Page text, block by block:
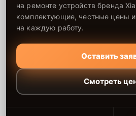
на ремонте устройств бренда
комплектующие, честные цены и
на каждую работу.
Оставить
Смотреть